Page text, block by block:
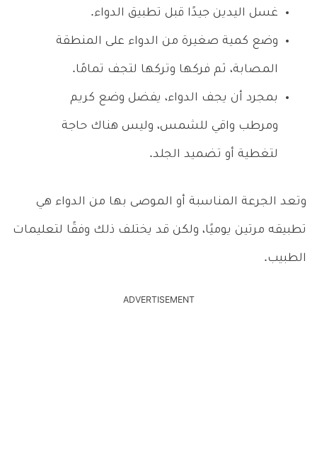
غسل اليدين جيدًا قبل تطبيق الدواء.
وضع كمية صغيرة من الدواء على المنطقة
المصابة، ثم فركها وتركها لتجف تمامًا.
بمجرد أن يجف الدواء، يفضل وضع كريم
ومرطب واقي للشمس، وليس هناك حاجة
لتغطية أو تضميد الجلد.
وتعد الجرعة المناسبة أو الموصى بها من الدواء هي
تطبيقه مرتين يوميًا، ولكن قد يختلف ذلك وفقًا لتعليمات
الطبيب.
ADVERTISEMENT